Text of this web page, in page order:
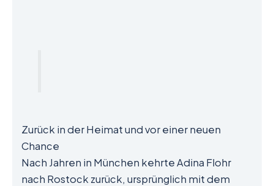
Zurück in der Heimat und vor einer neuen
Chance
Nach Jahren in München kehrte Adina Flohr
nach Rostock zurück, ursprünglich mit dem